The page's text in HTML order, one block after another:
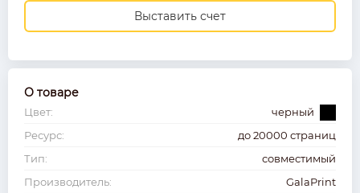
Выставить счет
О товаре
Цвет:
черный
Ресурс:
до 20000 страниц
Тип:
совместимый
Производитель:
GalaPrint